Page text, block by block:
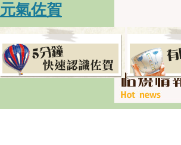
元氣佐賀